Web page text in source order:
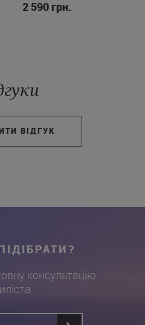
2 590 грн.
ВІДГУК
консультацію